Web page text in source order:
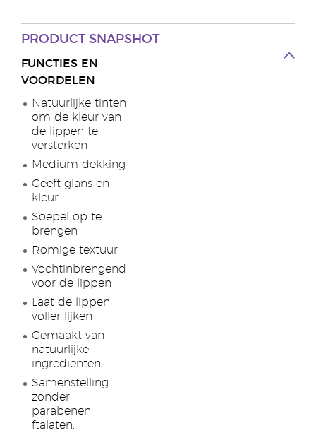
PRODUCT SNAPSHOT
FUNCTIES EN
VOORDELEN
Natuurlijke tinten
om de kleur van
de lippen te
versterken
Medium dekking
Geeft glans en
kleur
Soepel op te
brengen
Romige textuur
Vochtinbrengend
voor de lippen
Laat de lippen
voller lijken
Gemaakt van
natuurlijke
ingrediënten
Samenstelling
zonder
parabenen,
ftalaten,